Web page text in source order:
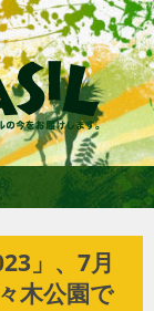
」、7月
木公園で